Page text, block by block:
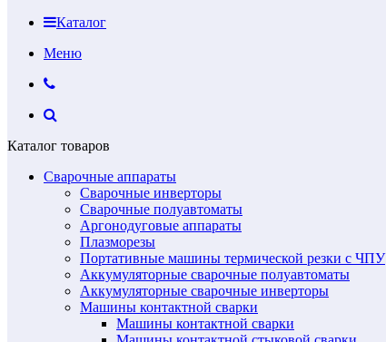
Каталог
Меню
Каталог товаров
Сварочные аппараты
Сварочные инверторы
Сварочные полуавтоматы
Аргонодуговые аппараты
Плазморезы
Портативные машины термической резки с ЧПУ
Аккумуляторные сварочные полуавтоматы
Аккумуляторные сварочные инверторы
Машины контактной сварки
Машины контактной сварки